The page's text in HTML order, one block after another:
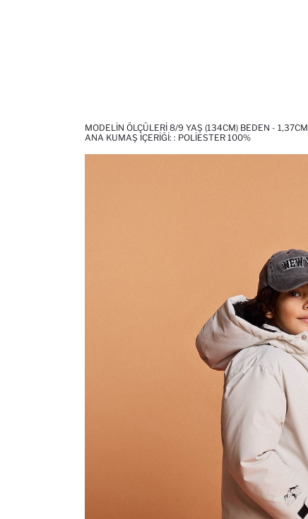
MODELIN ÖLÇÜLERI 8/9 YAŞ (134CM) BEDEN - 1,37CM
ANA KUMAŞ İÇERIĞI: : POLIESTER 100%